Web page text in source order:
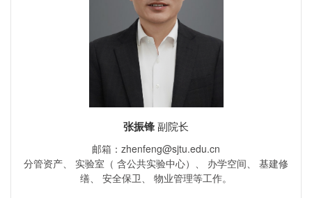
张振锋副院长
邮箱：zhenfeng@sjtu.edu.cn
分管资产、 实验室（ 含公共实验中心）、 办学空间、 基建修
缮、 安全保卫、 物业管理等工作。